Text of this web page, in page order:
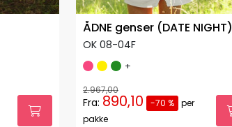
ÅDNE genser (DATE NIGHT)
OK 08-04F
+
2.967,00
Fra: 890,10 -70 % per
pakke